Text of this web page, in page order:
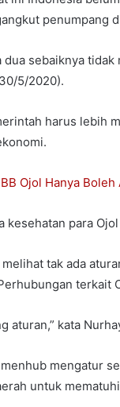
penumpang
dua sebaiknya
5/2020).
harus lebih
Ojol Hanya
kesehatan para
tak ada
terkait
aturan,” kata
mengatur
untuk